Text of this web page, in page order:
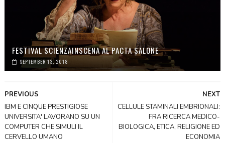
FESTIVAL SCIENZAINSCENA AL PACTA SALONE
SEPTEMBER 13, 2018
NEXT
CELLULE STAMINALI EMBRIONALI:
FRA RICERCA MEDICO-
BIOLOGICA, ETICA, RELIGIONE ED
ECONOMIA
PREVIOUS
IBM E CINQUE PRESTIGIOSE
UNIVERSITA' LAVORANO SU UN
COMPUTER CHE SIMULI IL
CERVELLO UMANO